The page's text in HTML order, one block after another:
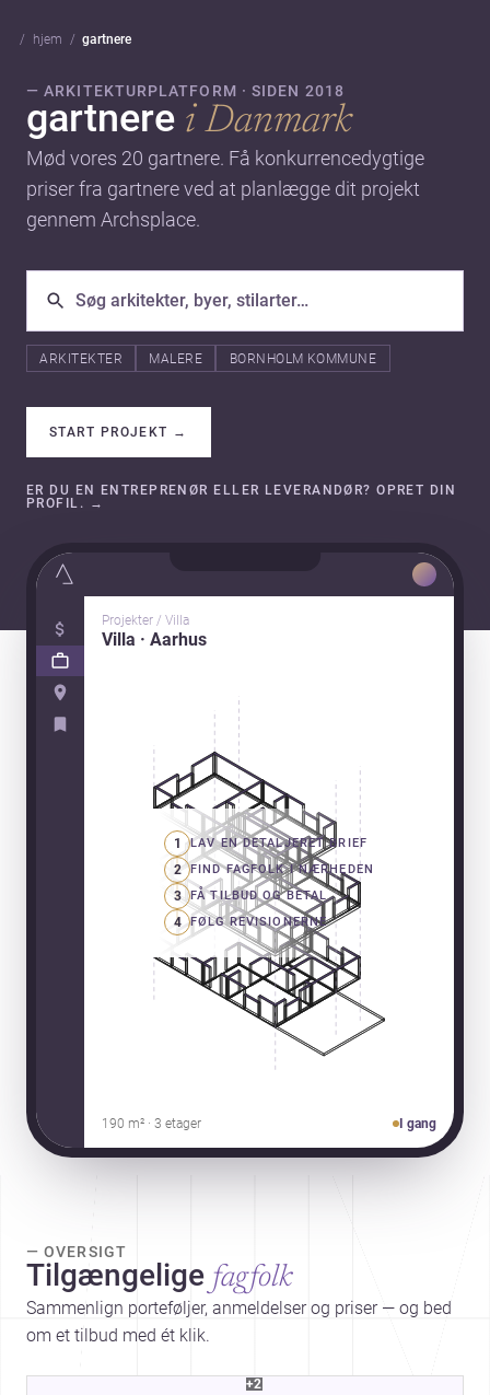
hjem gartnere
— ARKITEKTURPLATFORM · SIDEN 2018
gartnere i Danmark
Mød vores 20 gartnere. Få konkurrencedygtige
priser fra gartnere ved at planlægge dit projekt
gennem Archsplace.
ARKITEKTER MALERE BORNHOLM KOMMUNE
START PROJEKT →
ER DU EN ENTREPRENØR ELLER LEVERANDØR? OPRET DIN
PROFIL. →
Projekter / Villa
Villa · Aarhus
1 LAV EN DETALJERET BRIEF
2 FIND FAGFOLK I NÆRHEDEN
3 FÅ TILBUD OG BETAL
4 FØLG REVISIONERNE
190 m² · 3 etager I gang
— OVERSIGT
Tilgængelige fagfolk
Sammenlign porteføljer, anmeldelser og priser — og bed
om et tilbud med ét klik.
+2